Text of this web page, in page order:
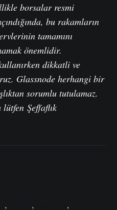
borsalar resmi
bu rakamların
tamamını
önemlidir.
dikkatli ve
Glassnode herhangi bir
sorumlu tutulamaz.
lütfen Şeffaflık
, ,
,